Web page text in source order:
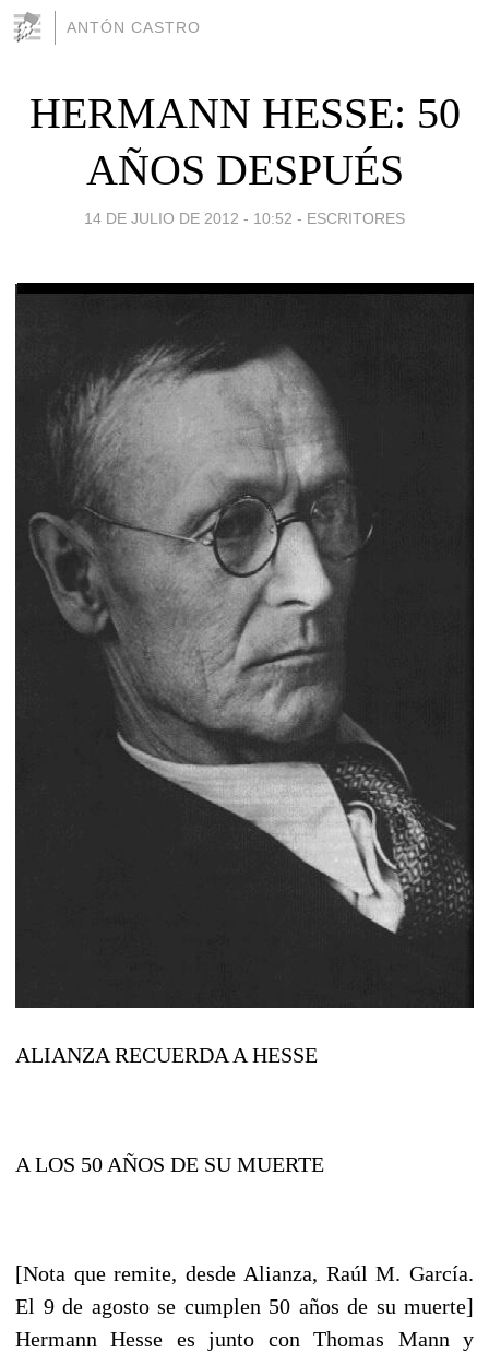
ANTÓN CASTRO
HERMANN HESSE: 50
AÑOS DESPUÉS
14 DE JULIO DE 2012 - 10:52 - ESCRITORES
ALIANZA RECUERDA A HESSE
A LOS 50 AÑOS DE SU MUERTE
[Nota que remite, desde Alianza, Raúl M. García.
El 9 de agosto se cumplen 50 años de su muerte]
Hermann Hesse es junto con Thomas Mann y